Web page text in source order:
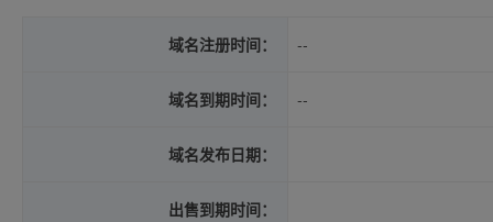
域名注册时间： --
域名到期时间： --
域名发布日期：
出售到期时间：